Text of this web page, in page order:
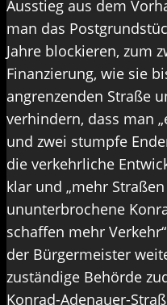
Ausstieg aus dem
man das
Jahre blockieren, zum
Finanzierung, wie sie
angrenzenden Straße
verhindern, dass man
und zwei stumpfe
die verkehrliche
klar und „mehr
ununterbrochene
schaffen mehr
der Bürgermeister
zuständige Behörde
Konrad-Adenauer-